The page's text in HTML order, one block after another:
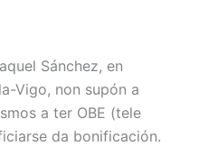
Sánchez, en
Vigo, non supón a
a ter OBE (tele
da bonificación.